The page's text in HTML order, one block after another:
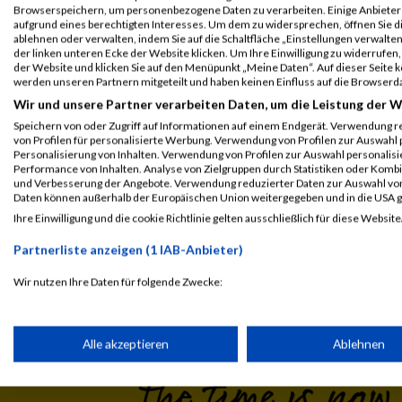
GPos = Geschlechter Position, KPos = Kategorie Position, TPos
Disqualifiziert
Laufsport Anmeldung
Browserspeichern, um personenbezogene Daten zu verarbeiten. Einige
aufgrund eines berechtigten Interesses. Um dem zu widersprechen, öffnen Sie
ablehnen oder verwalten, indem Sie auf die Schaltfläche „Einstellungen
der linken unteren Ecke der Website klicken. Um Ihre Einwilligung zu
der Website und klicken Sie auf den Menüpunkt „Meine Daten“. Auf dieser
werden unseren Partnern mitgeteilt und haben keinen Einfluss auf die
Wir und unsere Partner verarbeiten Daten, um die Leistung der
Speichern von oder Zugriff auf Informationen auf einem Endgerät. Verwendung
von Profilen für personalisierte Werbung. Verwendung von Profilen zur
Personalisierung von Inhalten. Verwendung von Profilen zur Auswahl
Performance von Inhalten. Analyse von Zielgruppen durch Statistiken oder
und Verbesserung der Angebote. Verwendung reduzierter Daten zur Auswahl
Daten können außerhalb der Europäischen Union weitergegeben und in die USA
Ihre Einwilligung und die cookie Richtlinie gelten ausschließlich für diese
Partnerliste anzeigen (1 IAB-Anbieter)
Wir nutzen Ihre Daten für folgende Zwecke:
Speichern von oder Zugriff auf Informationen auf einem
Verwendung reduzierter Daten zur Auswahl von
Alle akzeptieren Ablehnen